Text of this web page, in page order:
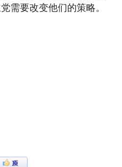
需要改变他们的策略。